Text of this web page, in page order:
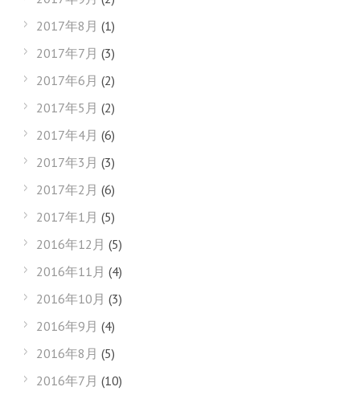
2017年8月 (1)
2017年7月 (3)
2017年6月 (2)
2017年5月 (2)
2017年4月 (6)
2017年3月 (3)
2017年2月 (6)
2017年1月 (5)
2016年12月 (5)
2016年11月 (4)
2016年10月 (3)
2016年9月 (4)
2016年8月 (5)
2016年7月 (10)